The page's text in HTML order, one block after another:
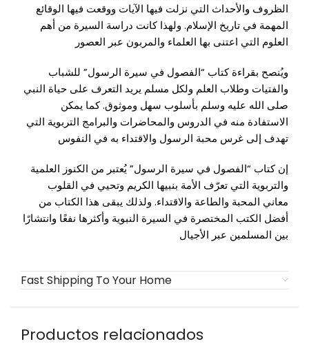
الظروف والأحداث التي نزلت فيها الآيات ووقعت فيها الوقائع
المهمة في تاريخ الإسلام. ولهذا كانت دراسة السيرة من أهم
العلوم التي اعتنى بها العلماء والمربون عبر العصور
ويُنصح بقراءة كتاب “الفصول في سيرة الرسول” للشباب
والفتيات وطلاب العلم ولكل مسلم يريد التعرف على حياة النبي
صلى الله عليه وسلم بأسلوب سهل وموثوق. كما يمكن
الاستفادة منه في الدروس والمحاضرات والبرامج التربوية التي
تهدف إلى غرس محبة الرسول والاقتداء به في النفوس
إن كتاب “الفصول في سيرة الرسول” يُعتبر من الكنوز العلمية
والتربوية التي تعرّف الأمة بنبيها الكريم وتحيي في القلوب
معاني المحبة والطاعة والاقتداء. ولذلك يبقى هذا الكتاب من
أفضل الكتب المختصرة في السيرة النبوية وأكثرها نفعًا وانتشارًا
بين المسلمين عبر الأجيال
Fast Shipping To Your Home
Productos relacionados